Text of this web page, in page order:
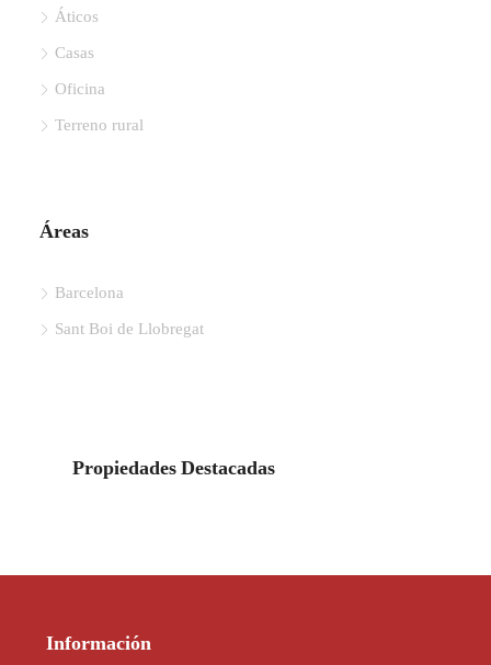
Áticos
Casas
Oficina
Terreno rural
Áreas
Barcelona
Sant Boi de Llobregat
Propiedades Destacadas
Información